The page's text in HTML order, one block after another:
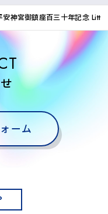
安神宮御鎮座百三十年記念
ーム